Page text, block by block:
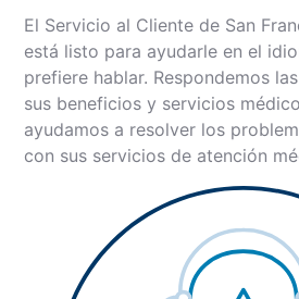
El Servicio al Cliente de San
está listo para ayudarle en el
prefiere hablar. Respondemos
sus beneficios y servicios
ayudamos a resolver los
con sus servicios de atención